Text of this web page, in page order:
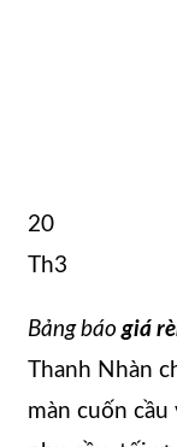
20
Th3
Bảng báo giá
Thanh Nhàn
màn cuốn